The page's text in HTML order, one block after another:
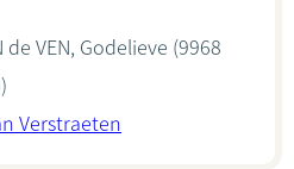
de VEN, Godelieve (9968
Verstraeten